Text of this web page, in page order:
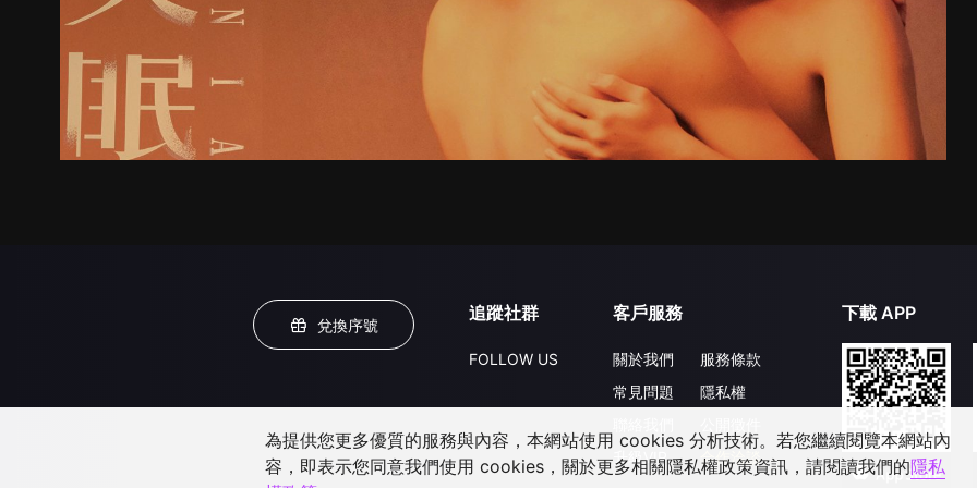
兌換序號
追蹤社群
FOLLOW US
客戶服務
關於我們
常見問題
升級VIP
服務條款
隱私權
合作洽談
下載 APP
為提供您更多優質的服務與內容，本網站使用 cookies 分析技術。若您繼續閱覽本網站內
容，即表示您同意我們使用 cookies，關於更多相關隱私權政策資訊，請閱讀我們的隱私